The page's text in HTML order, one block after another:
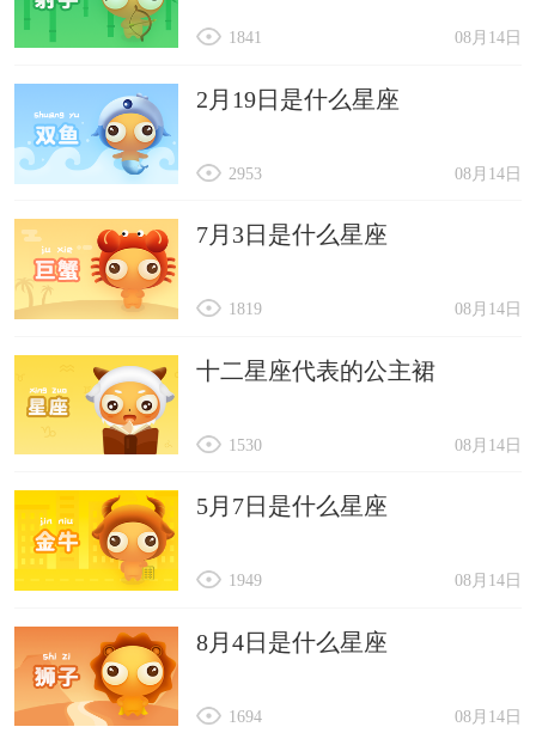
08月14日
1841
2月19日是什么星座
08月14日
2953
7月3日是什么星座
08月14日
1819
十二星座代表的公主裙
08月14日
1530
5月7日是什么星座
08月14日
1949
8月4日是什么星座
08月14日
1694